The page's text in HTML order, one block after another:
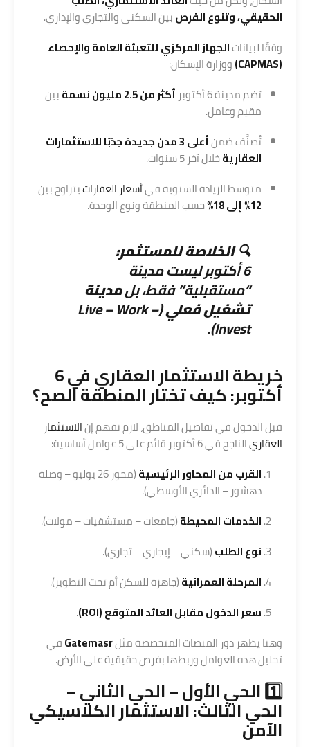
الحقيقي، وتنوع الفرصبين السكني والتجاري والإداري.
وفقًا لبياناتالجهاز المركزي للتعبئة العامة والإحصاء
(CAPMAS)
ووزارة الإسكان:
تضم مدينة 6 أكتوبر
أكثر من 2.5 مليون نسمة
بين
مقيم وعامل.
تُصنَّف ضمن
أعلى 3 مدن جديدة جذبًا للاستثمارات
العقاريةخلال آخر 5 سنوات.
متوسط الزيادة السنوية فيأسعار العقاراتيتراوح بين
12% إلى 18%
حسب المنطقة ونوع الوحدة.
🔍الخلاصة للمستثمر:
6 أكتوبر ليست مدينة
“مستقبلية” فقط، بلمدينة
تشغيل فعلي (Live – Work –
Invest).
خريطة الاستثمار العقاري في 6
أكتوبر: كيف تختار المنطقة الصح؟
قبل الدخول في تفاصيل المناطق، لازم نفهم إنالاستثمار
العقاريالناجح في 6 أكتوبر قائم على 5 عوامل أساسية:
القرب من المحاور الرئيسية
(محور 26 يوليو – وصلة
دهشور – الدائري الأوسطي).
الخدمات المحيطة(جامعات – مستشفيات – مولات).
نوع الطلب(سكني – إيجاري – تجاري).
المرحلة العمرانية(جاهزة للسكن أم تحت التطوير).
سعر الدخول مقابل العائد المتوقع (ROI)
.
وهنا يظهر دور المنصات المتخصصة مثلGatemasrفي
تحليل هذه العوامل وربطها بفرص حقيقية على الأرض.
1️⃣ الحي الأول – الحي الثاني –
الحي الثالث: الاستثمار الكلاسيكي
الآمن